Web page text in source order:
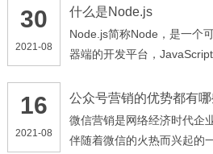
快速上手，也许你会问我
多了：比如web开发（
（scrapy等），数据分析（
30
2021-08
什么是Node.js
Node.js简称Node，是一个
器端的开发平台，
择JavaScript作为实现语言
CommonJS标准，符合事件
低；Chrome的V8引擎具有
16
2021-08
公众号营销的优势都有
微信营销是网络经济时代企
伴随着微信的火热而兴起的